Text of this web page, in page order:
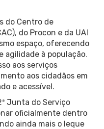
do Centro de
do Procon e da UAI
espaço, oferecendo
agilidade à população.
aos serviços
aos cidadãos em
e acessível.
Junta do Serviço
oficialmente dentro
ainda mais o leque